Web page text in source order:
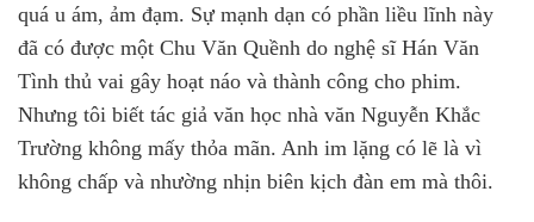
quá u ám, ảm đạm. Sự mạnh dạn có phần liều lĩnh này
đã có được một Chu Văn Quềnh do nghệ sĩ Hán Văn
Tình thủ vai gây hoạt náo và thành công cho phim.
Nhưng tôi biết tác giả văn học nhà văn Nguyễn Khắc
Trường không mấy thỏa mãn. Anh im lặng có lẽ là vì
không chấp và nhường nhịn biên kịch đàn em mà thôi.